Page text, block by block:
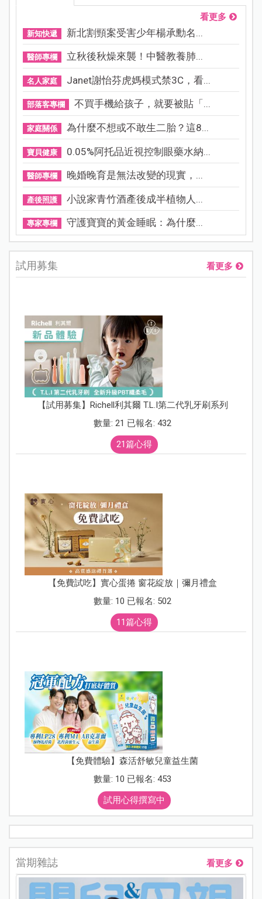
看更多
新知快遞 新北割頸案受害少年楊承勳名...
醫師專欄 立秋後秋燥來襲！中醫教養肺...
名人家庭 Janet謝怡芬虎媽模式禁3C，看...
部落客專欄 不買手機給孩子，就要被貼「...
家庭關係 為什麼不想或不敢生二胎？這8...
寶貝健康 0.05%阿托品近視控制眼藥水納...
醫師專欄 晚婚晚育是無法改變的現實，...
產後照護 小說家青竹酒產後成半植物人...
專家專欄 守護寶寶的黃金睡眠：為什麼...
試用募集 看更多
【試用募集】Richell利其爾 T.L.I第二代乳牙刷系列
數量: 21 已報名: 432
21篇心得
【免費試吃】實心蛋捲 窗花綻放｜彌月禮盒
數量: 10 已報名: 502
11篇心得
【免費體驗】森活舒敏兒童益生菌
數量: 10 已報名: 453
試用心得撰寫中
當期雜誌 看更多